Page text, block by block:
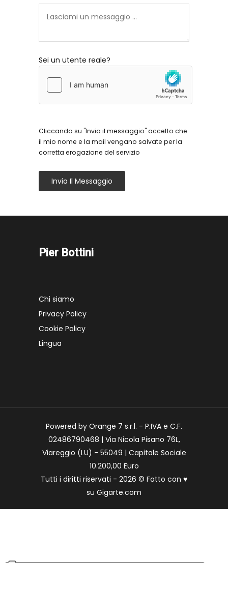
Sei un utente reale?
Cliccando su "Invia il messaggio" accetto che
il mio nome e la mail vengano salvate per la
corretta erogazione del servizio
Invia Il Messaggio
Pier Bottini
Chi siamo
Privacy Policy
Cookie Policy
Lingua
Powered by Orange 7 s.r.l. - P.IVA e C.F.
02486790468 | Via Nicola Pisano 76L,
Viareggio (LU) - 55049 | Capitale Sociale
10.200,00 Euro
Tutti i diritti riservati - 2026 © Fatto con ♥
su Gigarte.com